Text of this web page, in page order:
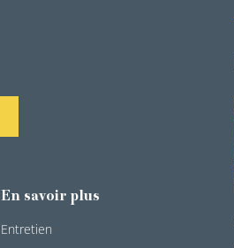
En savoir plus
Entretien